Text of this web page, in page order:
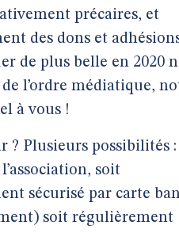
précaires, et
des dons et
de plus belle en 2020
l’ordre médiatique,
à vous !
? Plusieurs possibilités :
l’association, soit
sécurisé par carte
soit régulièrement